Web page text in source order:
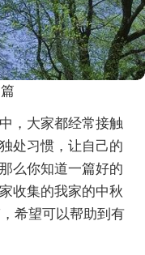
，大家都经常接触
处习惯，让自己的
么你知道一篇好的
收集的我家的中秋
希望可以帮助到有